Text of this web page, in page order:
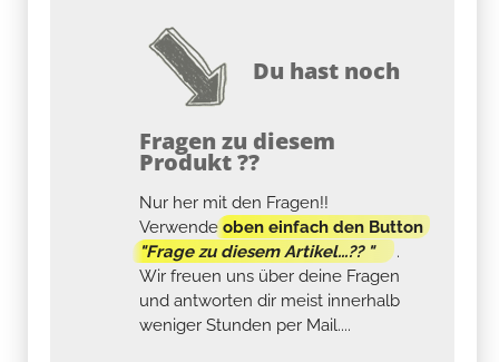
Du hast noch
Fragen zu diesem
Produkt ??
Nur her mit den Fragen!!
Verwendeoben einfach den Button
"Frage zu diesem Artikel...?? "
.
Wir freuen uns über deine Fragen
und antworten dir meist innerhalb
weniger Stunden per Mail....